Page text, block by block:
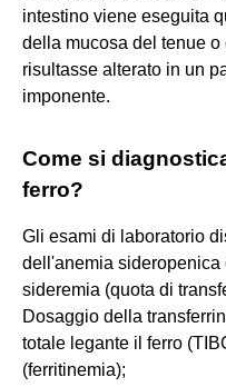
intestino viene eseguita
della mucosa del tenue
risultasse alterato in un
imponente.
Come si
ferro?
Gli esami di laboratorio
dell'anemia
sideremia (quota di
Dosaggio della
totale legante il ferro
(ferritinemia);